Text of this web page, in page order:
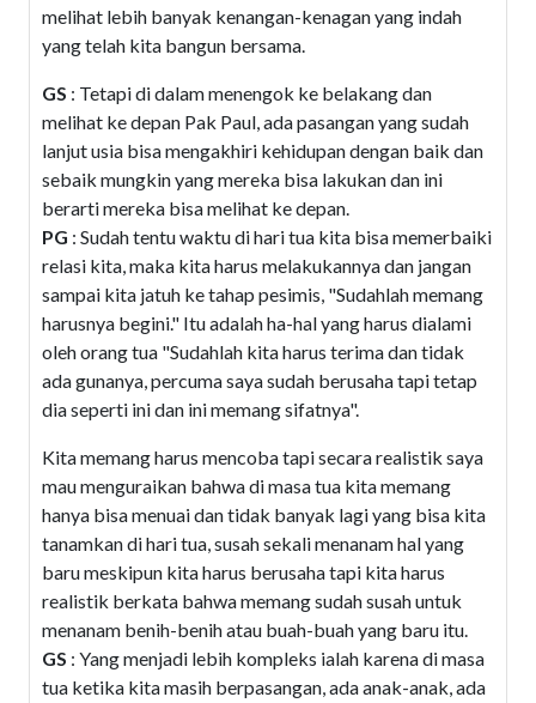
melihat lebih banyak kenangan-kenagan yang indah
yang telah kita bangun bersama.
GS : Tetapi di dalam menengok ke belakang dan
melihat ke depan Pak Paul, ada pasangan yang sudah
lanjut usia bisa mengakhiri kehidupan dengan baik dan
sebaik mungkin yang mereka bisa lakukan dan ini
berarti mereka bisa melihat ke depan.
PG : Sudah tentu waktu di hari tua kita bisa memerbaiki
relasi kita, maka kita harus melakukannya dan jangan
sampai kita jatuh ke tahap pesimis, "Sudahlah memang
harusnya begini." Itu adalah ha-hal yang harus dialami
oleh orang tua "Sudahlah kita harus terima dan tidak
ada gunanya, percuma saya sudah berusaha tapi tetap
dia seperti ini dan ini memang sifatnya".
Kita memang harus mencoba tapi secara realistik saya
mau menguraikan bahwa di masa tua kita memang
hanya bisa menuai dan tidak banyak lagi yang bisa kita
tanamkan di hari tua, susah sekali menanam hal yang
baru meskipun kita harus berusaha tapi kita harus
realistik berkata bahwa memang sudah susah untuk
menanam benih-benih atau buah-buah yang baru itu.
GS : Yang menjadi lebih kompleks ialah karena di masa
tua ketika kita masih berpasangan, ada anak-anak, ada